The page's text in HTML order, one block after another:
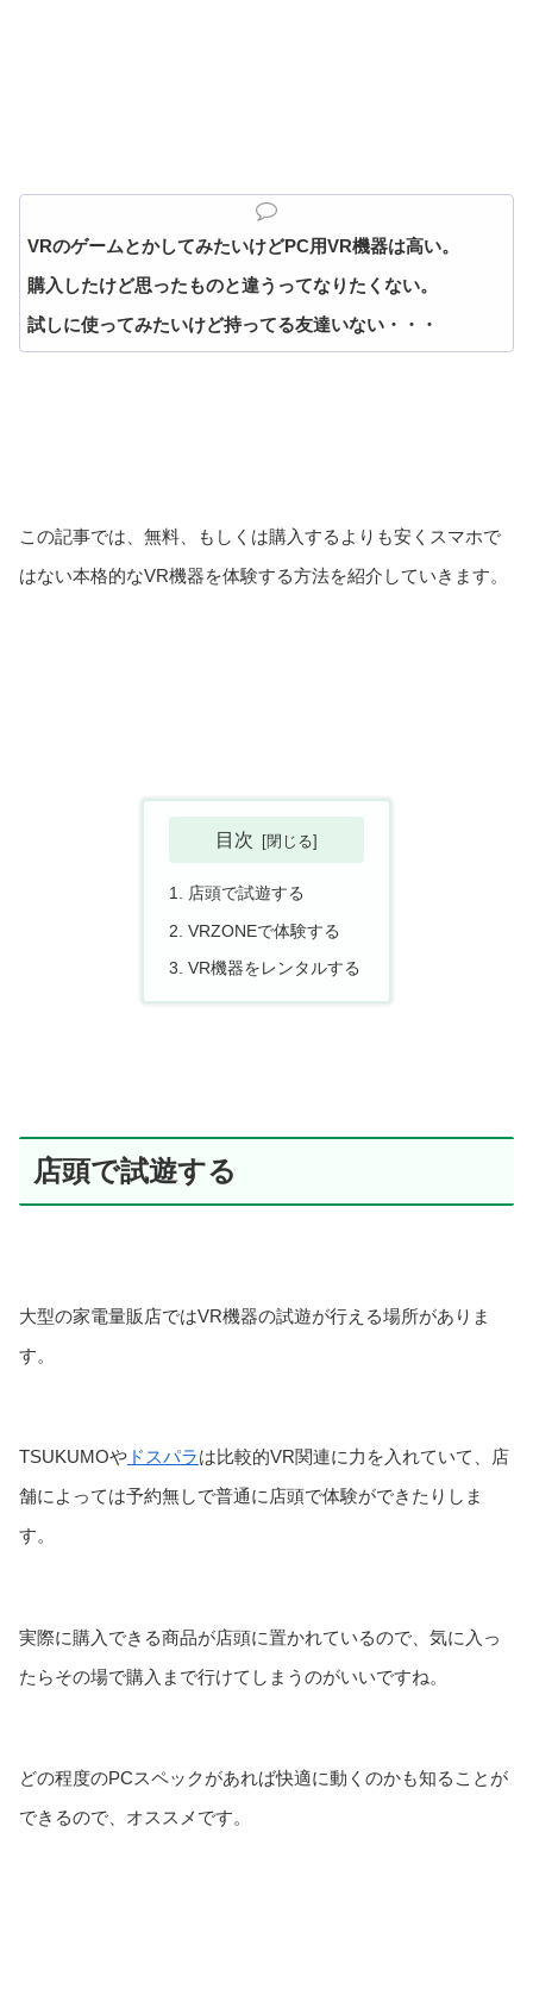
VRのゲームとかしてみたいけどPC用VR機器は高い。
購入したけど思ったものと違うってなりたくない。
試しに使ってみたいけど持ってる友達いない・・・
この記事では、無料、もしくは購入するよりも安くスマホで
はない本格的なVR機器を体験する方法を紹介していきます。
目次
店頭で試遊する
VRZONEで体験する
VR機器をレンタルする
店頭で試遊する
大型の家電量販店ではVR機器の試遊が行える場所がありま
す。
TSUKUMOや ドスパラは比較的VR関連に力を入れていて、店
舗によっては予約無しで普通に店頭で体験ができたりしま
す。
実際に購入できる商品が店頭に置かれているので、気に入っ
たらその場で購入まで行けてしまうのがいいですね。
どの程度のPCスペックがあれば快適に動くのかも知ることが
できるので、オススメです。